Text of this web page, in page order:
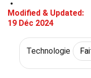
Modified & Updated:
19 Déc 2024
Technologie